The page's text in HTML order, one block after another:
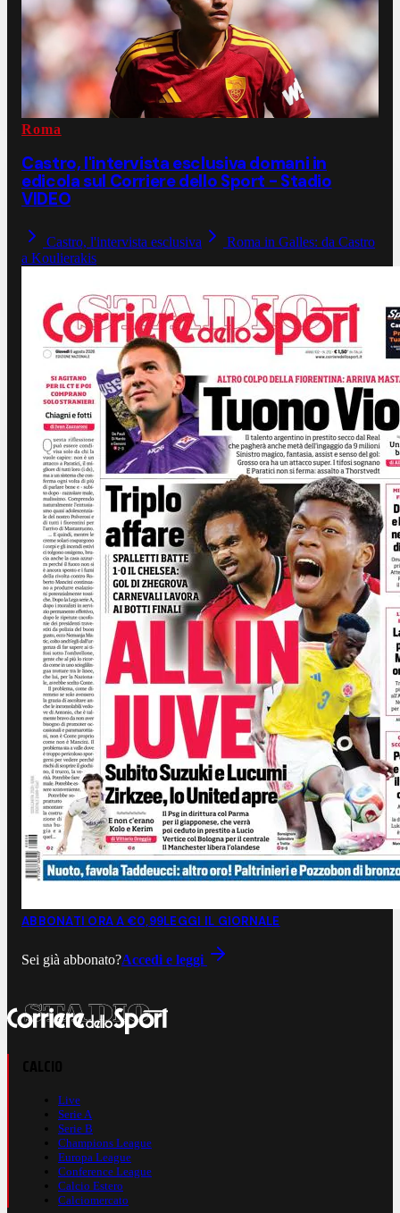
Roma
Castro, l'intervista esclusiva domani in
edicola sul Corriere dello Sport - Stadio
VIDEO
Castro, l'intervista esclusiva
Roma in Galles: da Castro
a Koulierakis
ABBONATI ORA A €0,99LEGGI IL GIORNALE
Sei già abbonato?Accedi e leggi
Live
Serie A
Serie B
Champions League
Europa League
Conference League
Calcio Estero
Calciomercato